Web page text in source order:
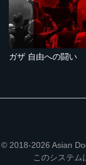
ガザ 自由への闘い
© 2018-2026 Asian
このシステム